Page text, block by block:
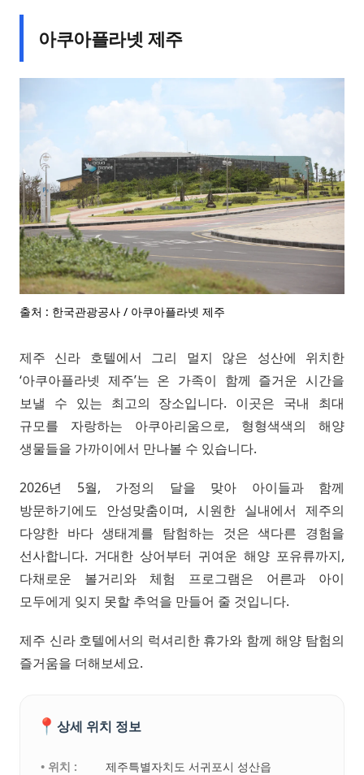
아쿠아플라넷 제주
출처 : 한국관광공사 / 아쿠아플라넷 제주
제주 신라 호텔에서 그리 멀지 않은 성산에 위치한
‘아쿠아플라넷 제주’는 온 가족이 함께 즐거운 시간을
보낼 수 있는 최고의 장소입니다. 이곳은 국내 최대
규모를 자랑하는 아쿠아리움으로, 형형색색의 해양
생물들을 가까이에서 만나볼 수 있습니다.
2026년 5월, 가정의 달을 맞아 아이들과 함께
방문하기에도 안성맞춤이며, 시원한 실내에서 제주의
다양한 바다 생태계를 탐험하는 것은 색다른 경험을
선사합니다. 거대한 상어부터 귀여운 해양 포유류까지,
다채로운 볼거리와 체험 프로그램은 어른과 아이
모두에게 잊지 못할 추억을 만들어 줄 것입니다.
제주 신라 호텔에서의 럭셔리한 휴가와 함께 해양 탐험의
즐거움을 더해보세요.
📍 상세 위치 정보
• 위치 :
제주특별자치도 서귀포시 성산읍